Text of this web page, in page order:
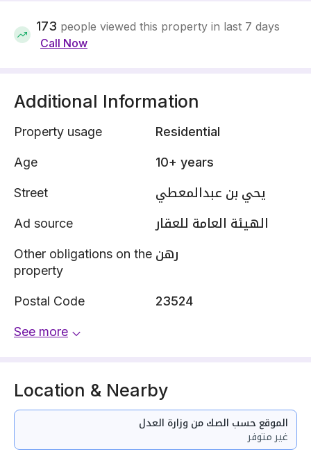
173 people viewed this property in last 7 days
Call Now
Additional Information
Property usage Residential
Age 10+ years
Street يحي بن عبدالمعطي
Ad source الهيئة العامة للعقار
Other obligations on the
property
رهن
Postal Code 23524
See more
Location & Nearby
الموقع حسب الصك من وزارة العدل
غير متوفر